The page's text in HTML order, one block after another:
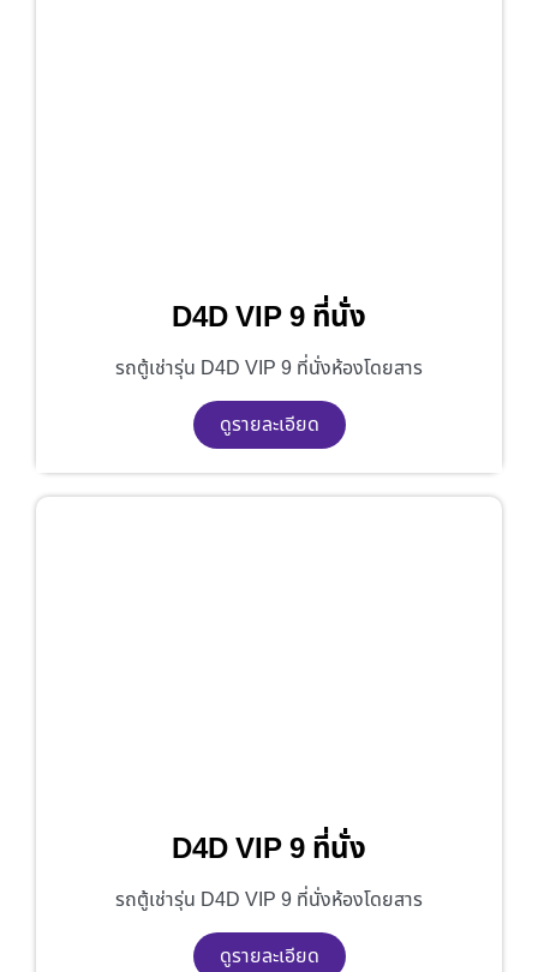
D4D VIP 9 ที่นั่ง
รถตู้เช่ารุ่น D4D VIP 9 ที่นั่งห้องโดยสาร
ดูรายละเอียด
D4D VIP 9 ที่นั่ง
รถตู้เช่ารุ่น D4D VIP 9 ที่นั่งห้องโดยสาร
ดูรายละเอียด